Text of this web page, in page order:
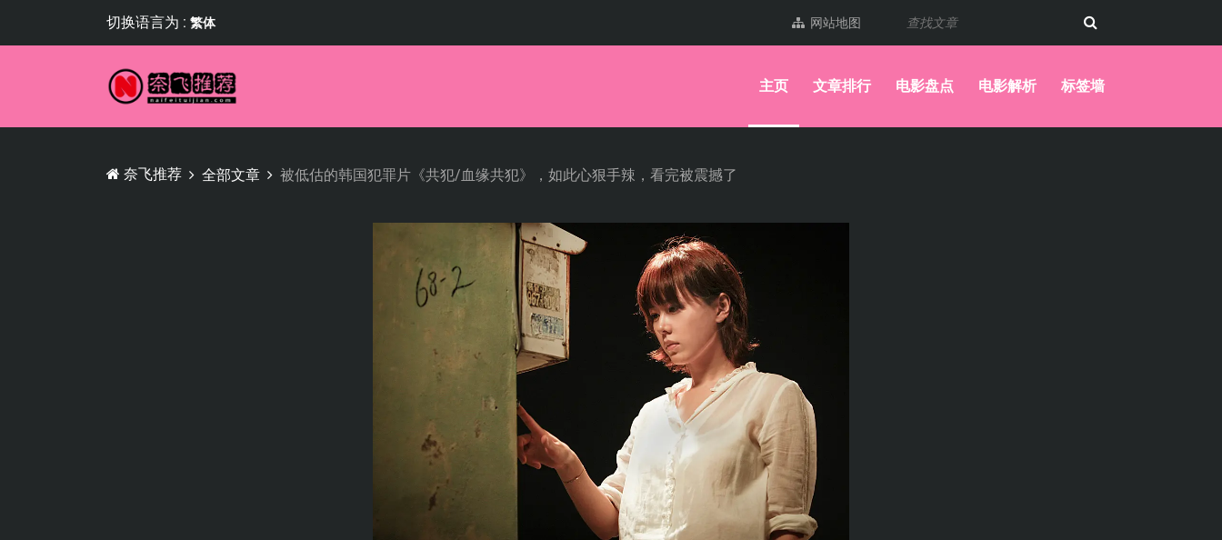
切换语言为 : 繁体 网站地图
主页 文章排行 电影盘点 电影解析 标签墙
奈飞推荐 全部文章 被低估的韩国犯罪片《共犯/血缘共犯》，如此心狠手辣，看完被震撼了